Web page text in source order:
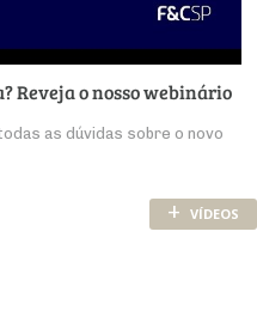
Reveja o nosso webinário
as dúvidas sobre o novo
+ VÍDEOS